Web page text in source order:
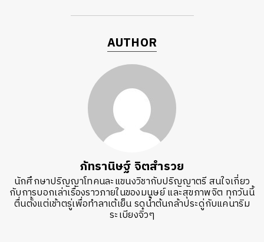
AUTHOR
ภัทรานิษฐ์ จิตสำรวย
นักศึกษาปริญญาโทคนละแขนงวิชากับปริญญาตรี สนใจเกี่ยว
กับการบอกเล่าเรื่องราวภายในของมนุษย์ และสุขภาพจิต ทุกวันนี้
ตื่นตั้งแต่เช้าตรู่เพื่อทำลาเต้เย็น รดน้ำต้นกล้าประดู่กับแคนาริม
ระเบียงจิ๋วๆ